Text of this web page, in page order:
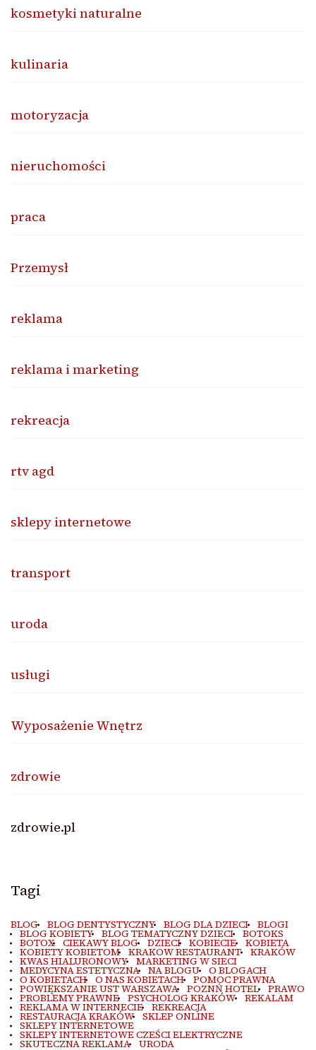
kosmetyki naturalne
kulinaria
motoryzacja
nieruchomości
praca
Przemysł
reklama
reklama i marketing
rekreacja
rtv agd
sklepy internetowe
transport
uroda
usługi
Wyposażenie Wnętrz
zdrowie
zdrowie.pl
Tagi
BLOG BLOG DENTYSTYCZNY BLOG DLA DZIECI BLOGI
BLOG KOBIETY BLOG TEMATYCZNY DZIECI BOTOKS
BOTOX CIEKAWY BLOG DZIECI KOBIECIE KOBIETA
KOBIETY KOBIETOM KRAKOW RESTAURANT KRAKÓW
KWAS HIALURONOWY MARKETING W SIECI
MEDYCYNA ESTETYCZNA NA BLOGU O BLOGACH
O KOBIETACH O NAS KOBIETACH POMOC PRAWNA
POWIĘKSZANIE UST WARSZAWA POZNŃ HOTEL PRAWO
PROBLEMY PRAWNE PSYCHOLOG KRAKÓW REKALAM
REKLAMA W INTERNECIE REKREACJA
RESTAURACJA KRAKÓW SKLEP ONLINE
SKLEPY INTERNETOWE
SKLEPY INTERNETOWE CZEŚCI ELEKTRYCZNE
SKUTECZNA REKLAMA URODA